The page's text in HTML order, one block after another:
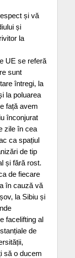
și vă
și
la
UE se referă
sunt
întregi, la
la poluarea
față avem
înconjurat
zile în cea
ca spațiul
de tip
și fără rost.
de fiecare
în cauză vă
la Sibiu și
facelifting al
de
să o ducem